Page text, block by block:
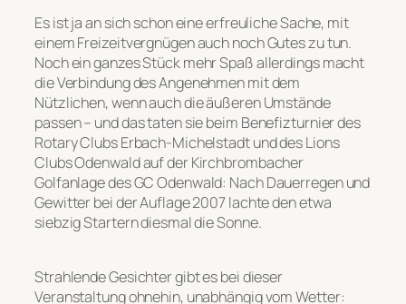
Es ist ja an sich schon eine erfreuliche Sache, mit
einem Freizeitvergnügen auch noch Gutes zu tun.
Noch ein ganzes Stück mehr Spaß allerdings macht
die Verbindung des Angenehmen mit dem
Nützlichen, wenn auch die äußeren Umstände
passen – und das taten sie beim Benefizturnier des
Rotary Clubs Erbach-Michelstadt und des Lions
Clubs Odenwald auf der Kirchbrombacher
Golfanlage des GC Odenwald: Nach Dauerregen und
Gewitter bei der Auflage 2007 lachte den etwa
siebzig Startern diesmal die Sonne.
Strahlende Gesichter gibt es bei dieser
Veranstaltung ohnehin, unabhängig vom Wetter: